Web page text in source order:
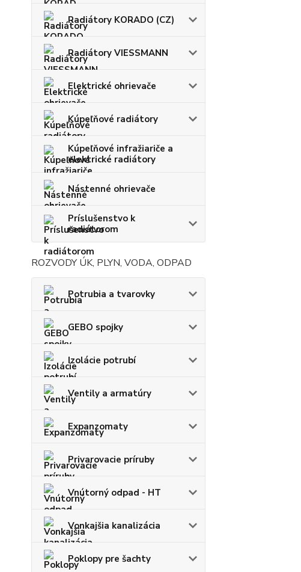
Radiátory KORADO (CZ)
Radiátory VIESSMANN
Elektrické ohrievače
Kúpeľňové radiátory
Kúpeľňové infražiariče a
elektrické radiátory
Nástenné ohrievače
Príslušenstvo k
radiátorom
ROZVODY ÚK, PLYN, VODA, ODPAD
Potrubia a tvarovky
GEBO spojky
Izolácie potrubí
Ventily a armatúry
Expanzomaty
Privarovacie príruby
Vnútorný odpad - HT
Vonkajšia kanalizácia
Poklopy pre šachty